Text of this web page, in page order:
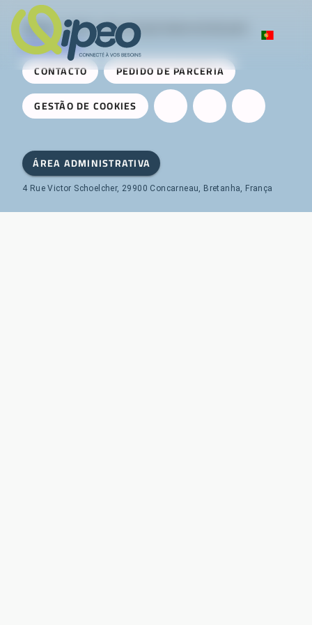
Qipeo © 2025 -Uma solução desenvolvida pela
AireServices
CONTACTO
PEDIDO DE PARCERIA
GESTÃO DE COOKIES
ÁREA ADMINISTRATIVA
4 Rue Victor Schoelcher, 29900 Concarneau, Bretanha, França